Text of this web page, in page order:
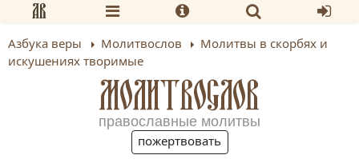
Азбука веры Молитвослов
Молитвы в скорбях и
искушениях творимые
МОЛИТВОСЛОВ
православные молитвы
пожертвовать